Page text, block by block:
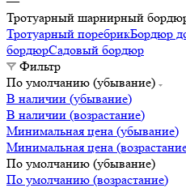
Тротуарный шарнирный
Тротуарный поребрикБордюр
бордюрСадовый бордюр
Фильтр
По умолчанию (убывание)
В наличии (убывание)
В наличии (возрастание)
Минимальная цена (убывание)
Минимальная цена
По умолчанию (убывание)
По умолчанию (возрастание)